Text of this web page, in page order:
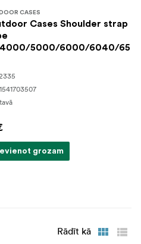
CASES
Cases Shoulder strap
5000/6000/6040/65
grozam
Rādīt kā